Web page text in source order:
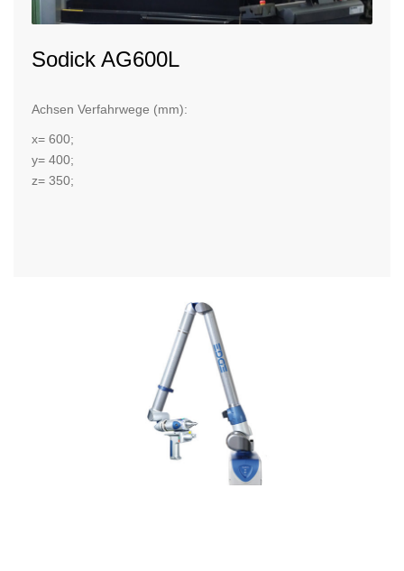
Sodick AG600L
Achsen Verfahrwege (mm):
x= 600;
y= 400;
z= 350;